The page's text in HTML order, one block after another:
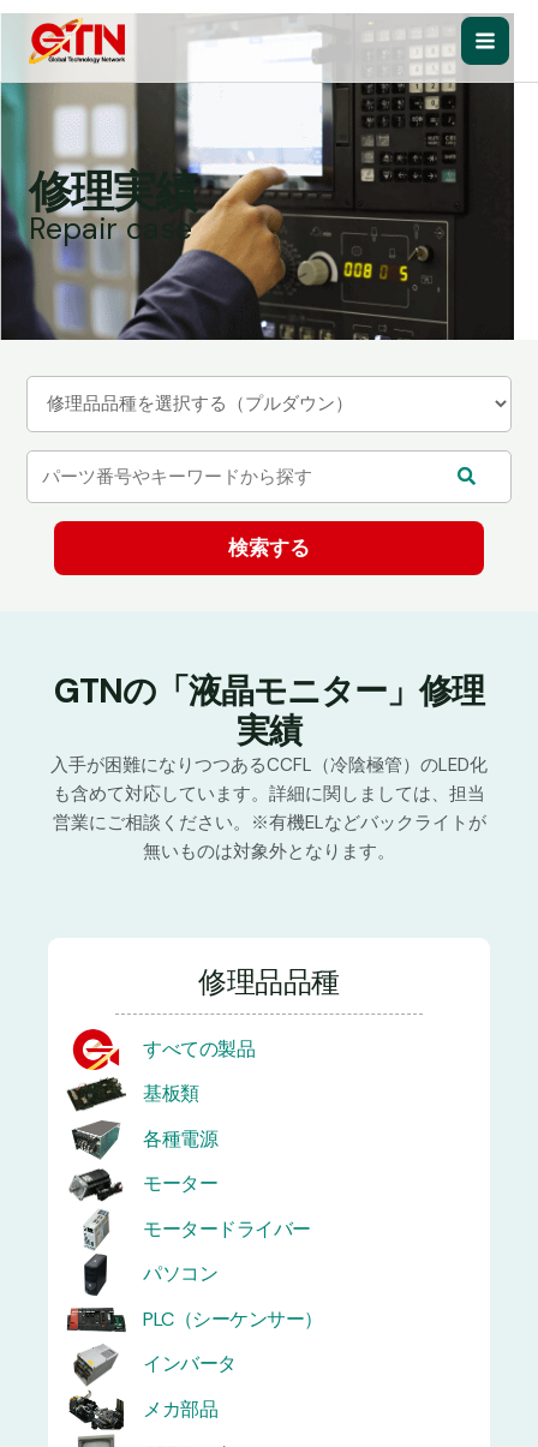
内
ス
プ
Main
修理実績
Repair case
GTNの「液晶モニター」修理
実績
入手が困難になりつつあるCCFL（冷陰極管）のLED化
も含めて対応しています。詳細に関しましては、担当
営業にご相談ください。※有機ELなどバックライトが
無いものは対象外となります。
修理品品種
すべての製品
基板類
各種電源
モーター
モータードライバー
パソコン
PLC（シーケンサー）
インバータ
メカ部品